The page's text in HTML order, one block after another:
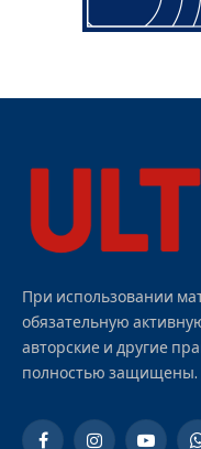
При использовании
обязательную
авторские и другие
полностью защищены.